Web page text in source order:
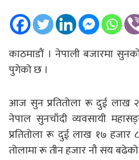
काठमाडौं । नेपाली बजारमा
पुगेको छ ।
आज सुन प्रतितोला रू दुई लाख
नेपाल सुनचाँदी व्यवसायी
प्रतितोला रू दुई लाख १७
तोलामा रू तीन हजार नौ सय बढेको